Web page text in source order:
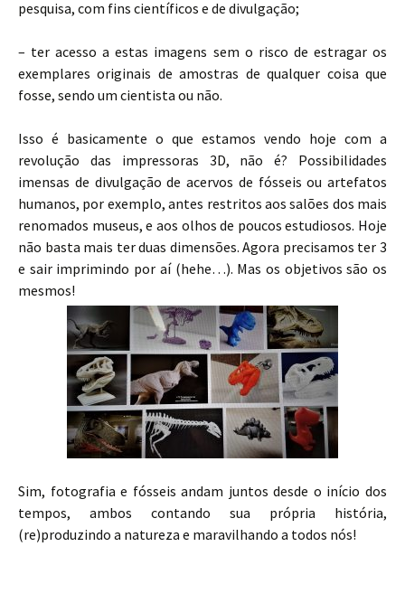
pesquisa, com fins científicos e de divulgação;
– ter acesso a estas imagens sem o risco de estragar os
exemplares originais de amostras de qualquer coisa que
fosse, sendo um cientista ou não.
Isso é basicamente o que estamos vendo hoje com a
revolução das impressoras 3D, não é? Possibilidades
imensas de divulgação de acervos de fósseis ou artefatos
humanos, por exemplo, antes restritos aos salões dos mais
renomados museus, e aos olhos de poucos estudiosos. Hoje
não basta mais ter duas dimensões. Agora precisamos ter 3
e sair imprimindo por aí (hehe…). Mas os objetivos são os
mesmos!
Sim, fotografia e fósseis andam juntos desde o início dos
tempos, ambos contando sua própria história,
(re)produzindo a natureza e maravilhando a todos nós!